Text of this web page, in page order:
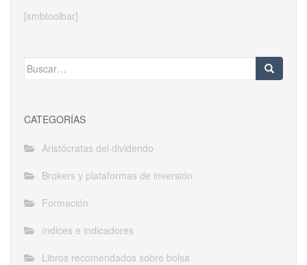
[smbtoolbar]
Buscar:
CATEGORÍAS
Aristócratas del dividendo
Brokers y plataformas de inversión
Formación
índices e indicadores
Libros recomendados sobre bolsa